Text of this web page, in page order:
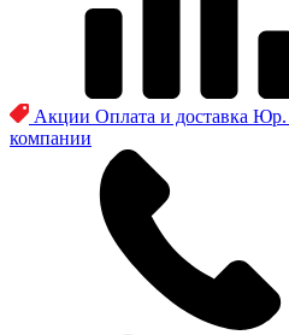
Акции Оплата и доставка Юр.
компании